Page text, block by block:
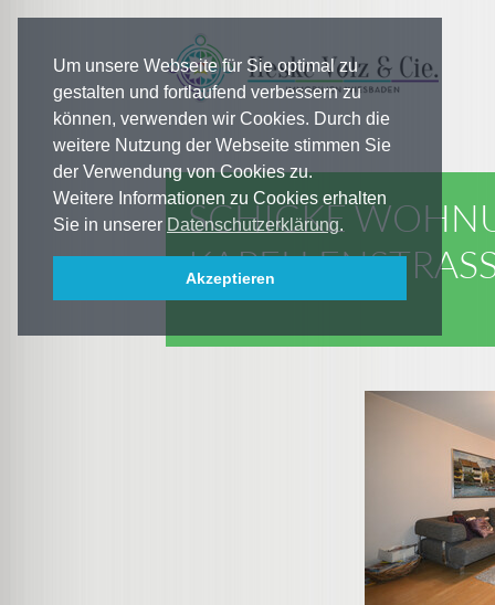
Um unsere Webseite für Sie optimal zu
gestalten und fortlaufend verbessern zu
können, verwenden wir Cookies. Durch die
weitere Nutzung der Webseite stimmen Sie
der Verwendung von Cookies zu.
Weitere Informationen zu Cookies erhalten
Sie in unserer Datenschutzerklärung.
Akzeptieren
SCHICKE